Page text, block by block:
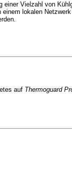
auf Thermoguard
Vielzahl von
einem lokalen